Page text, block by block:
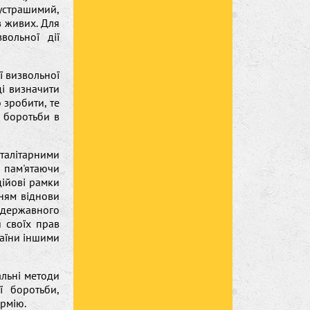
живих. Для
дії
визвольної
визначити
те
боротьби в
пам'ятаючи
рамки
віднови
своїх прав
іншими
методи
боротьби,